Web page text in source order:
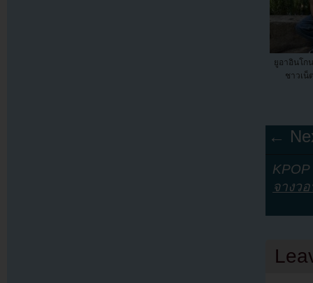
ยูอาอินโก
ชาวเน็
←
จางว